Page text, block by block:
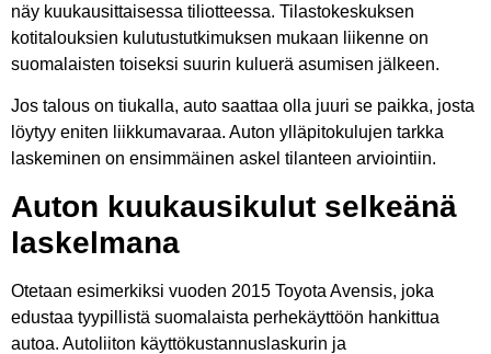
näy kuukausittaisessa tiliotteessa. Tilastokeskuksen
kotitalouksien kulutustutkimuksen mukaan liikenne on
suomalaisten toiseksi suurin kuluerä asumisen jälkeen.
Jos talous on tiukalla, auto saattaa olla juuri se paikka, josta
löytyy eniten liikkumavaraa. Auton ylläpitokulujen tarkka
laskeminen on ensimmäinen askel tilanteen arviointiin.
Auton kuukausikulut selkeänä
laskelmana
Otetaan esimerkiksi vuoden 2015 Toyota Avensis, joka
edustaa tyypillistä suomalaista perhekäyttöön hankittua
autoa. Autoliiton käyttökustannuslaskurin ja